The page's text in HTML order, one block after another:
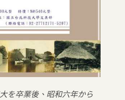
を卒業後、昭和六年から